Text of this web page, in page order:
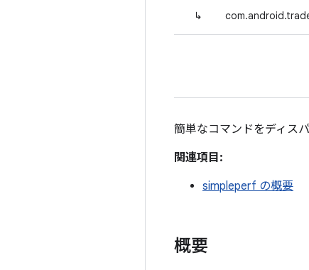
↳
簡単なコマンドをディス
関連項目:
simpleperf の概要
概要